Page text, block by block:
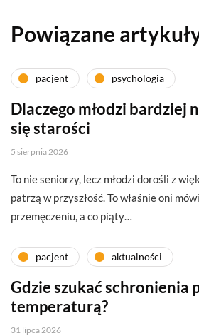
Powiązane
pacjent psychologia
Dlaczego młodzi bardziej
się starości
5 sierpnia 2026
To nie seniorzy, lecz młodzi dorośli z
patrzą w przyszłość. To właśnie oni
przemęczeniu, a co piąty…
pacjent aktualności
Gdzie szukać schronienia
temperaturą?
31 lipca 2026